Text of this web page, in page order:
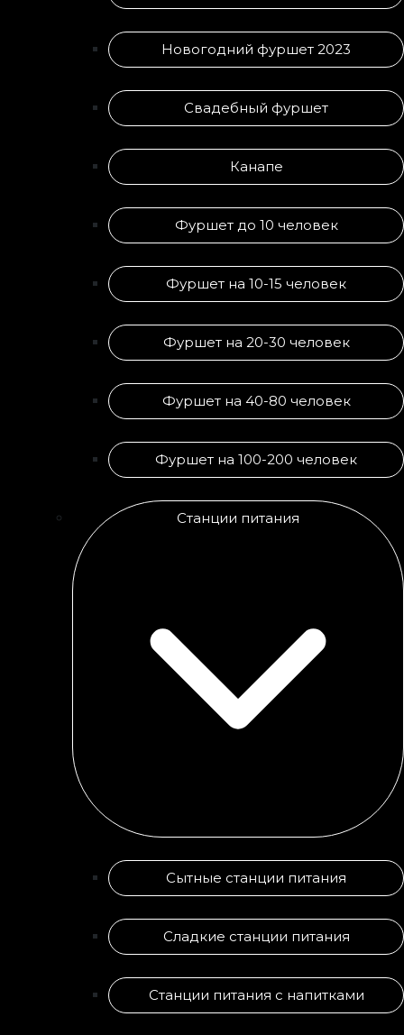
Новогодний фуршет 2023
Свадебный фуршет
Канапе
Фуршет до 10 человек
Фуршет на 10-15 человек
Фуршет на 20-30 человек
Фуршет на 40-80 человек
Фуршет на 100-200 человек
Станции питания
Сытные станции питания
Сладкие станции питания
Станции питания с напитками